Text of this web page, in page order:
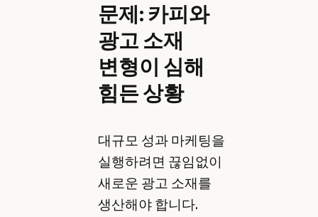
문제: 카피와
광고 소재
변형이 심해
힘든 상황
대규모 성과 마케팅을
실행하려면 끊임없이
새로운 광고 소재를
생산해야 합니다.